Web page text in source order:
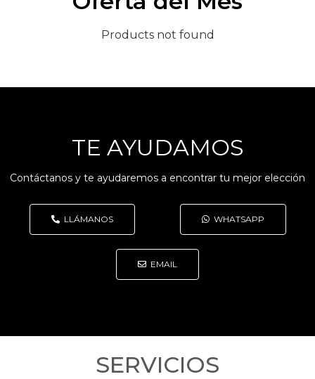
Products not found
TE AYUDAMOS
Contáctanos y te ayudaremos a encontrar tu mejor elección
LLÁMANOS WHATSAPP
EMAIL
SERVICIOS